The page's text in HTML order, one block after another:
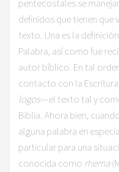
pentecostales se
definidos que tienen que
texto. Una es la
Palabra, así como fue
autor bíblico. En tal
contacto con la
logos—el texto tal y
Biblia. Ahora bien,
alguna palabra en
particular para una
conocida como rhema